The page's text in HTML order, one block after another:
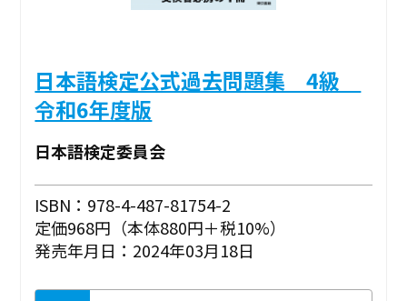
日本語検定公式過去問題集 4級
令和6年度版
日本語検定委員会
ISBN：978-4-487-81754-2
定価968円（本体880円＋税10%）
発売年月日：2024年03月18日